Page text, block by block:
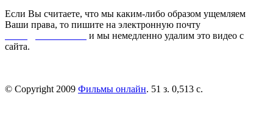
Если Вы считаете, что мы каким-либо образом ущемляем
Ваши права, то пишите на электронную почту
и мы немедленно удалим это видео с
сайта.
© Copyright 2009 Фильмы онлайн. 51 з. 0,513 с.